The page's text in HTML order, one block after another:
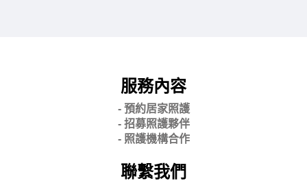
服務內容
- 預約居家照護
- 招募照護夥伴
- 照護機構合作
聯繫我們